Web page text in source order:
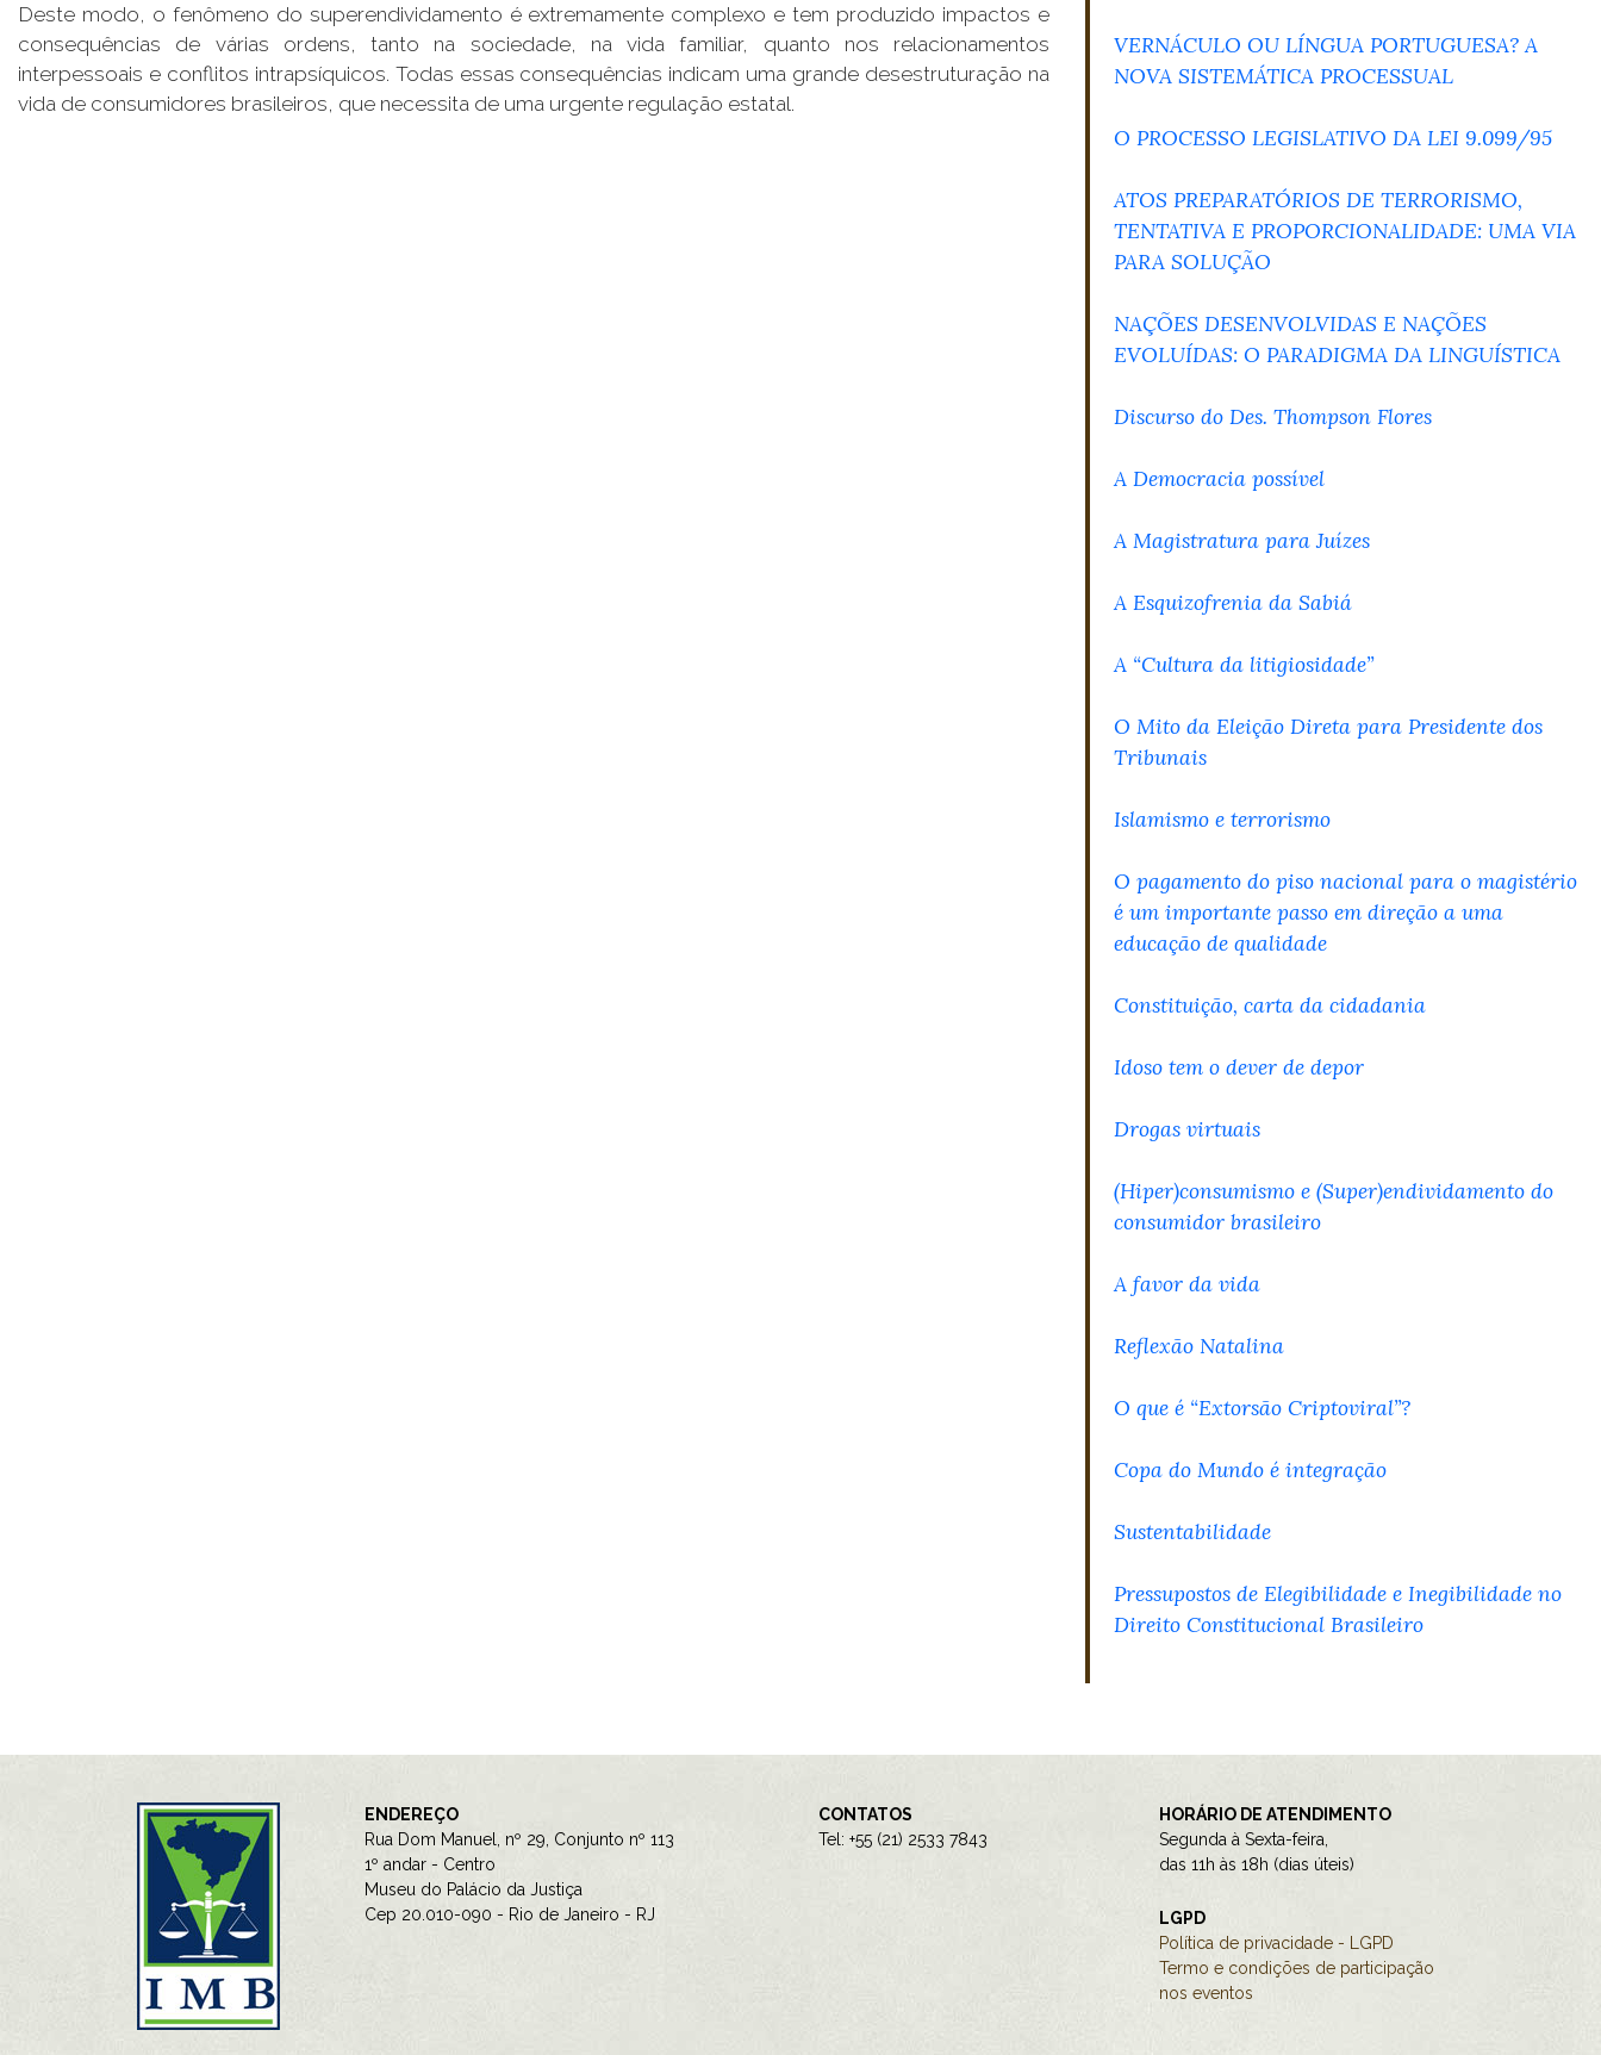
Deste modo, o fenômeno do superendividamento é extremamente complexo e tem produzido impactos e
consequências de várias ordens, tanto na sociedade, na vida familiar, quanto nos relacionamentos
interpessoais e conflitos intrapsíquicos. Todas essas consequências indicam uma grande desestruturação na
vida de consumidores brasileiros, que necessita de uma urgente regulação estatal.
VERNÁCULO OU LÍNGUA PORTUGUESA? A
NOVA SISTEMÁTICA PROCESSUAL
O PROCESSO LEGISLATIVO DA LEI 9.099/95
ATOS PREPARATÓRIOS DE TERRORISMO,
TENTATIVA E PROPORCIONALIDADE: UMA VIA
PARA SOLUÇÃO
NAÇÕES DESENVOLVIDAS E NAÇÕES
EVOLUÍDAS: O PARADIGMA DA LINGUÍSTICA
Discurso do Des. Thompson Flores
A Democracia possível
A Magistratura para Juízes
A Esquizofrenia da Sabiá
A “Cultura da litigiosidade”
O Mito da Eleição Direta para Presidente dos
Tribunais
Islamismo e terrorismo
O pagamento do piso nacional para o magistério
é um importante passo em direção a uma
educação de qualidade
Constituição, carta da cidadania
Idoso tem o dever de depor
Drogas virtuais
(Hiper)consumismo e (Super)endividamento do
consumidor brasileiro
A favor da vida
Reflexão Natalina
O que é “Extorsão Criptoviral”?
Copa do Mundo é integração
Sustentabilidade
Pressupostos de Elegibilidade e Inegibilidade no
Direito Constitucional Brasileiro
ENDEREÇO
Rua Dom Manuel, nº 29, Conjunto nº 113
1º andar - Centro
Museu do Palácio da Justiça
Cep 20.010-090 - Rio de Janeiro - RJ
CONTATOS
Tel: +55 (21) 2533 7843
HORÁRIO DE ATENDIMENTO
Segunda à Sexta-feira,
das 11h às 18h (dias úteis)
LGPD
Política de privacidade - LGPD
Termo e condições de participação
nos eventos